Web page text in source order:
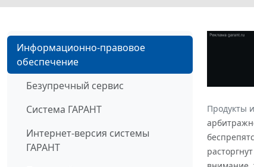
Информационно-правовое
обеспечение
Безупречный сервис
Система ГАРАНТ
Интернет-версия системы
ГАРАНТ
Продукты